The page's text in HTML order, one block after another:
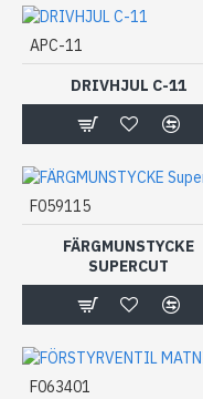
APC-11
DRIVHJUL C-11
F059115
FÄRGMUNSTYCKE
SUPERCUT
F063401